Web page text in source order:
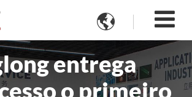

entrega
o primeiro